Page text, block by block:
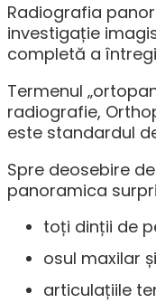
Radiografia
investigație
completă a
Termenul
radiografie,
este standardul
Spre deosebire
panoramica
toți dinții de
osul maxilar
articulațiile